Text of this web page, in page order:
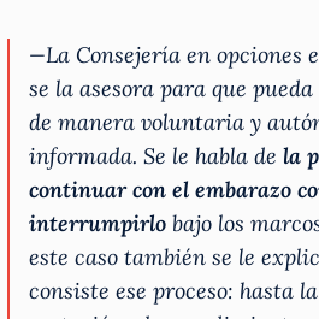
—La Consejería en opciones
se la asesora para que
de manera voluntaria y
informada. Se le habla dela
continuar con el embarazo
interrumpirlobajo los
este caso también se le
consiste ese proceso: hasta